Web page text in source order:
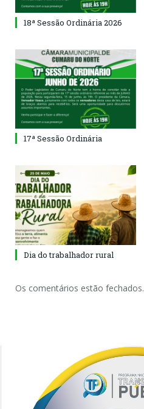
18ª Sessão Ordinária 2026
17ª Sessão Ordinária
Dia do trabalhador rural
Os comentários estão fechados.